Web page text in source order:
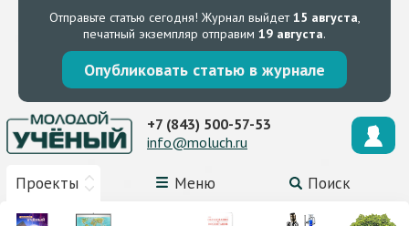
Отправьте статью сегодня! Журнал выйдет15 августа,
печатный экземпляр отправим 19 августа.
Опубликовать статью в журнале
Проекты Меню Поиск
+7 (843) 500-57-53
info@moluch.ru